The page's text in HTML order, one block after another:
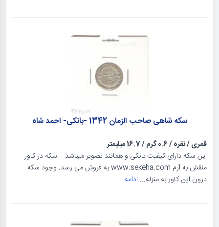
سکه شاهی صاحب الزمان 1342 -بانکی- احمد شاه
قمری/نقره/0.6 گرم /16.7 میلیمتر
این سکه دارای کیفیت بانکی و همانند تصویر میباشد. سکه در کاور
منقش به آرم www.sekeha.com به فروش می رسد. وجود سکه
درون این کاور به منزله... ادامه